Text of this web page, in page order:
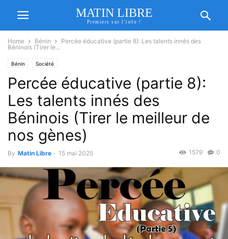
MATIN LIBRE
Premiers sur l'info !
Home Bénin
Percée éducative (partie 8): Les talents innés des
Béninois (Tirer le...
Bénin Société
Percée éducative (partie 8):
Les talents innés des
Béninois (Tirer le meilleur de
nos gènes)
By Matin Libre - 15 mai 2025 0
1579